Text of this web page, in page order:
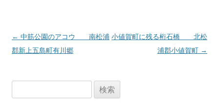
投
稿
← 中筋公園のアコウ 南松浦
郡新上五島町有川郷
小値賀町に残る桁石橋 北松
浦郡小値賀町 →
索: